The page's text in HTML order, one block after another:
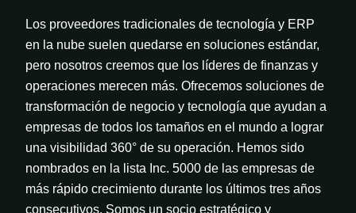
Los proveedores tradicionales de tecnología y ERP
en la nube suelen quedarse en soluciones estándar,
pero nosotros creemos que los líderes de finanzas y
operaciones merecen más. Ofrecemos soluciones de
transformación de negocio y tecnología que ayudan a
empresas de todos los tamaños en el mundo a lograr
una visibilidad 360° de su operación. Hemos sido
nombrados en la lista Inc. 5000 de las empresas de
más rápido crecimiento durante los últimos tres años
consecutivos. Somos un socio estratégico y